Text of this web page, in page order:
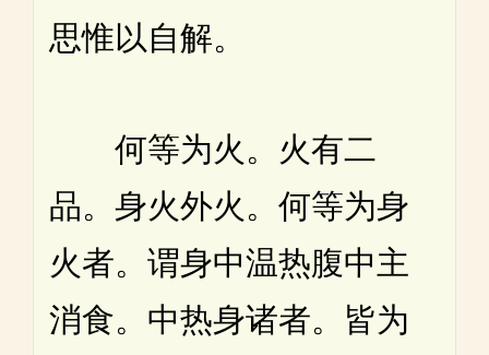
思惟以自解。
何等为火。火有二
品。身火外火。何等为身
火者。谓身中温热腹中主
消食。中热身诸者。皆为